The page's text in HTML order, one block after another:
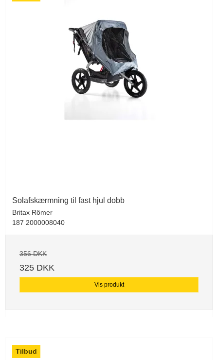
Solafskærmning til fast hjul dobb
Britax Römer
187 2000008040
356 DKK
325 DKK
Vis produkt
Tilbud